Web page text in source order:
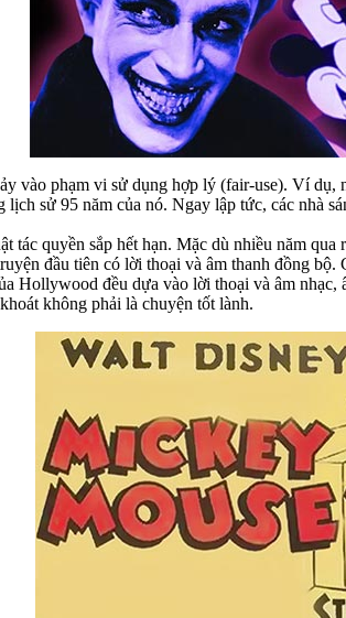
vào phạm vi sử dụng hợp lý (fair-use). Ví dụ,
sử 95 năm của nó. Ngay lập tức, các nhà
quyền sắp hết hạn. Mặc dù nhiều năm
đầu tiên có lời thoại và âm thanh đồng bộ.
Hollywood đều dựa vào lời thoại và âm
không phải là chuyện tốt lành.